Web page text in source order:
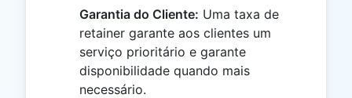
Garantia do Cliente: Uma taxa de
retainer garante aos clientes um
serviço prioritário e garante
disponibilidade quando mais
necessário.